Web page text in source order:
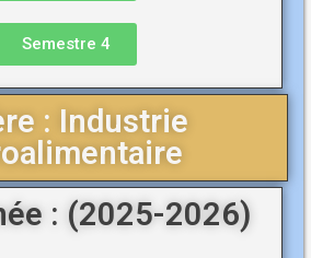
Semestre 4
: Industrie
: (2025-2026)